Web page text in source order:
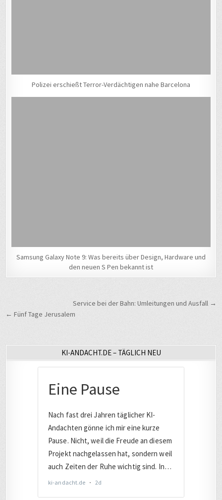
Polizei erschießt Terror-Verdächtigen nahe Barcelona
Samsung Galaxy Note 9: Was bereits über Design, Hardware und
den neuen S Pen bekannt ist
BeitragsnavigationService bei der Bahn: Umleitungen und Ausfall →
← Fünf Tage Jerusalem
KI-ANDACHT.DE – TÄGLICH NEU